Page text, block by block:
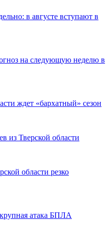
в августе вступают в
на следующую неделю в
ждет «бархатный» сезон
из Тверской области
области резко
атака БПЛА